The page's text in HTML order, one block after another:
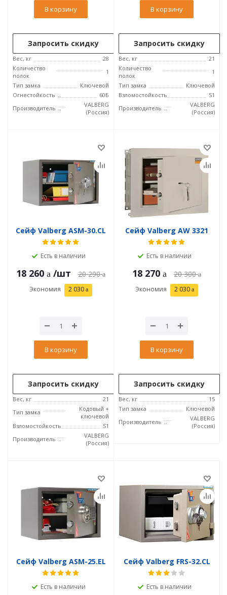
В корзину
Запросить скидку
Вес, кг
28
Количество
полок
1
Тип замка
Ключевой
Огнестойкость
60Б
Производитель
VALBERG
(Россия)
В корзину
Запросить скидку
Вес, кг
21
Количество
полок
1
Тип замка
Ключевой
Взломостойкость
S1
Производитель
VALBERG
(Россия)
Сейф Valberg ASM-30.CL
Есть в наличии
18 260 /шт 20 290
Экономия 2 030
В корзину
Запросить скидку
Вес, кг
21
Тип замка
Кодовый +
ключевой
Взломостойкость
S1
Производитель
VALBERG
(Россия)
Сейф Valberg AW 3321
Есть в наличии
18 270 20 300
Экономия 2 030
В корзину
Запросить скидку
Вес, кг
15
Тип замка
Ключевой
Производитель
VALBERG
(Россия)
Сейф Valberg ASM-25.EL
Есть в наличии
Сейф Valberg FRS-32.CL
Есть в наличии